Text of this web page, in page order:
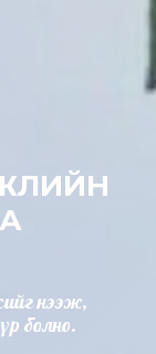
нээж,
болно.